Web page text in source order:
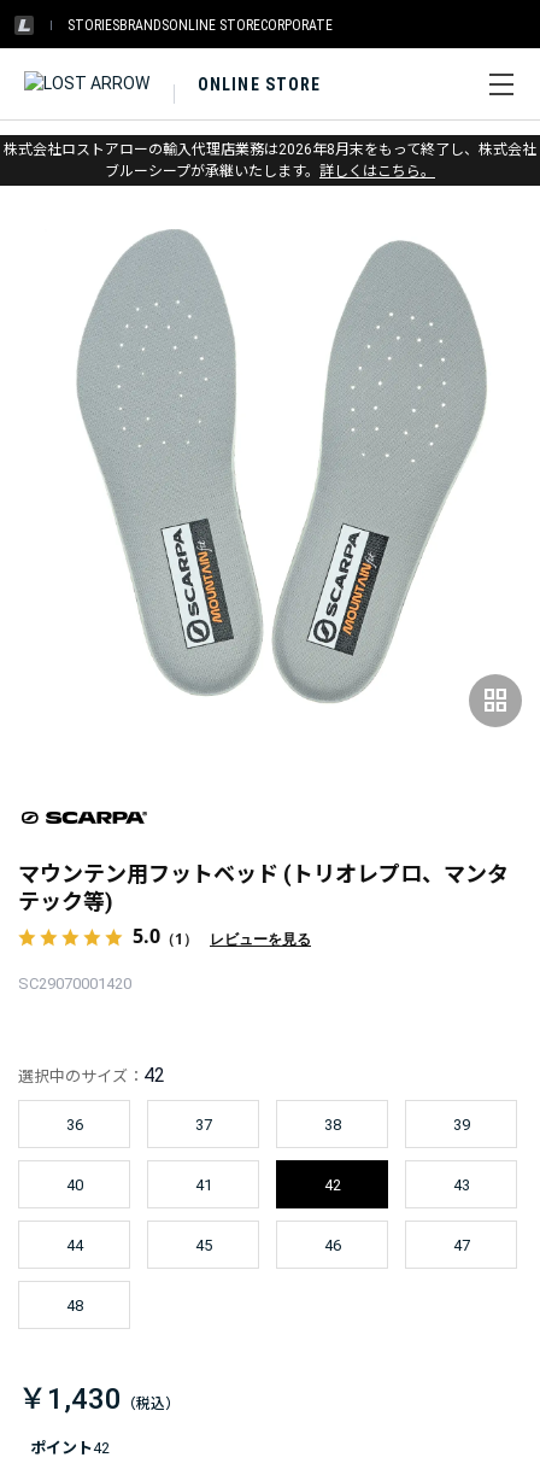
STORIESBRANDSONLINE STORECORPORATE
ONLINE STORE
株式会社ロストアローの輸入代理店業務は2026年8月末をもって終了し、株式会社
ブルーシープが承継いたします。 詳しくはこちら。
ホーム > スカルパ > アパレル＆アクセサリー
grid_view
マウンテン用フットベッド (トリオレプロ、マンタ
テック等)
5.0 （1） レビューを見る
SC29070001420
ポイント42
選択中のサイズ： 42
36 37 38 39
40 41 42 43
44 45 46 47
48
￥1,430